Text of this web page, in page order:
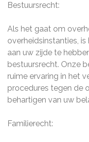
Bestuursrecht:
Als het gaat om
overheidsinstanties,
aan uw zijde te
bestuursrecht. Onze
ruime ervaring in het
procedures tegen de
behartigen van uw
Familierecht: